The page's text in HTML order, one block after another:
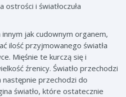
ostrości i światłoczuła
jak cudownym organem,
ilość przyjmowanego światła
Mięśnie te kurczą się i
źrenicy. Światło przechodzi
przechodzi do
światło, które ostatecznie